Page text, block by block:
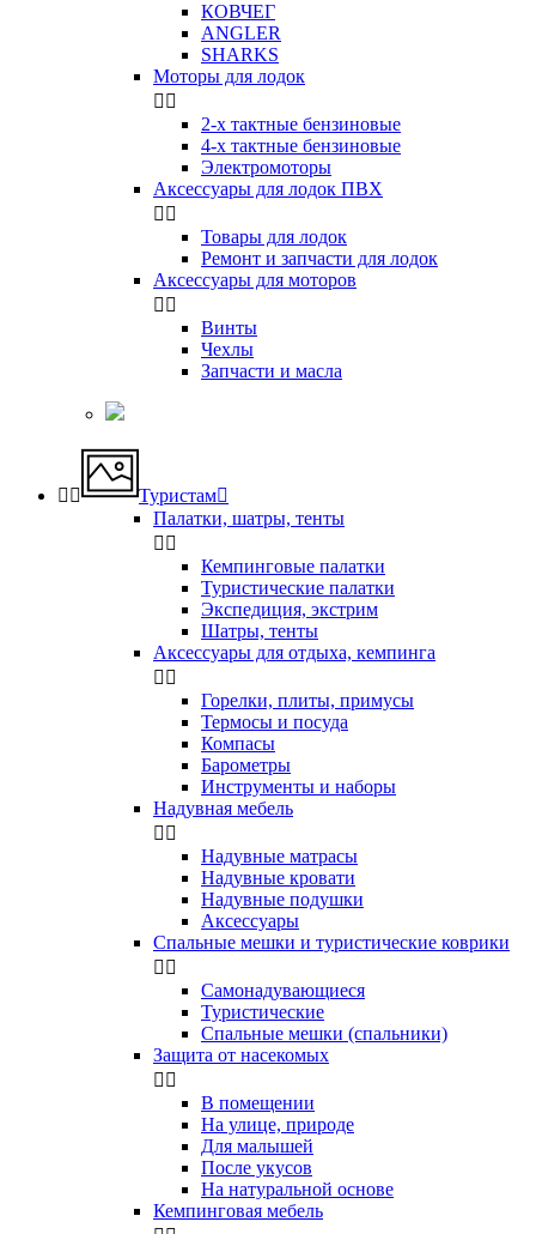
КОВЧЕГ
ANGLER
SHARKS
Моторы для лодок
 
2-х тактные бензиновые
4-х тактные бензиновые
Электромоторы
Аксессуары для лодок ПВХ
 
Товары для лодок
Ремонт и запчасти для лодок
Аксессуары для моторов
 
Винты
Чехлы
Запчасти и масла
  Туристам
Палатки, шатры, тенты
 
Кемпинговые палатки
Туристические палатки
Экспедиция, экстрим
Шатры, тенты
Аксессуары для отдыха, кемпинга
 
Горелки, плиты, примусы
Термосы и посуда
Компасы
Бapoмeтpы
Инструменты и наборы
Надувная мебель
 
Надувные матрасы
Надувные кровати
Надувные подушки
Аксессуары
Спальные мешки и туристические коврики
 
Самонадувающиеся
Туристические
Спальные мешки (спальники)
Защита от насекомых
 
В помещении
На улице, природе
Для малышей
После укусов
На натуральной основе
Кемпинговая мебель